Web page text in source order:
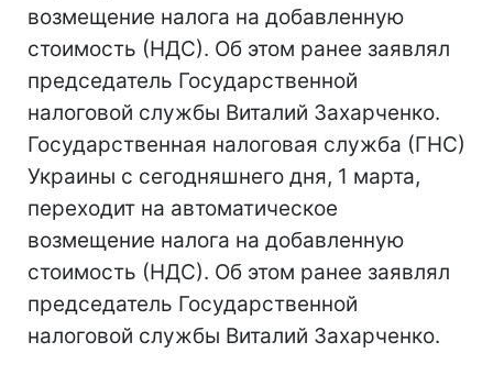
возмещение налога на добавленную
стоимость (НДС). Об этом ранее заявлял
председатель Государственной
налоговой службы Виталий Захарченко.
Государственная налоговая служба (ГНС)
Украины с сегодняшнего дня, 1 марта,
переходит на автоматическое
возмещение налога на добавленную
стоимость (НДС). Об этом ранее заявлял
председатель Государственной
налоговой службы Виталий Захарченко.